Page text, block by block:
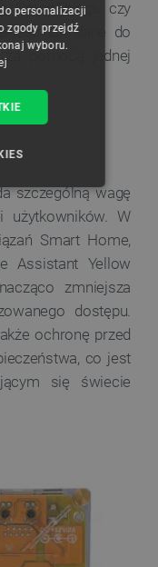
SmartThings czy
ich dane do
pomocą jednej
szczególną wagę
użytkowników. W
Smart Home,
Assistant Yellow
zmniejsza
dostępu.
ochronę przed
co jest
się świecie
personalizacji
zgody przejdź
wyboru.
Targetowanie
Provider /
Domena